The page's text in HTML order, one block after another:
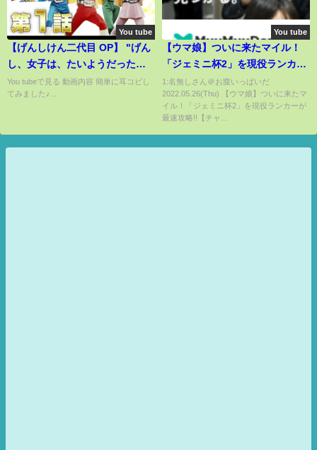
You tube
【げんしけん二代目 OP】 "げん
し、女子は、たいようだった。"
ギター弾いてみた♪
You tubeで見る 動画内容 簡単に耳コピし
てみました♪...
You tube
【ウマ娘】ついに来たマイル！
「ジェミニ杯2」を現役ランカー
が最速攻略!!【チャンピオンズミ
ーティング/チャンミ/安田記念/キ
ングヘイロー】
1:名無しさん＠お腹いっぱいだ
2022.05.26(Thu) 【ウマ娘】ついに来たマ
イル！「ジェミニ杯2」を現役ランカーが
最速攻略!!【チャ...